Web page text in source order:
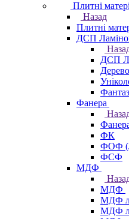
Плитні
Назад
Плитні
ДСП
ДСП
Фанера
ФК
ФОФ
ФСФ
МДФ
МДФ
МДФ
МДФ